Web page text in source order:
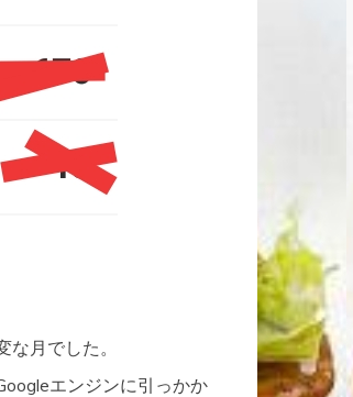
月でした。
エンジンに引っかか